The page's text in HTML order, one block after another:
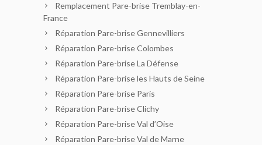
Remplacement Pare-brise Tremblay-en-
France
Réparation Pare-brise Gennevilliers
Réparation Pare-brise Colombes
Réparation Pare-brise La Défense
Réparation Pare-brise les Hauts de Seine
Réparation Pare-brise Paris
Réparation Pare-brise Clichy
Réparation Pare-brise Val d’Oise
Réparation Pare-brise Val de Marne